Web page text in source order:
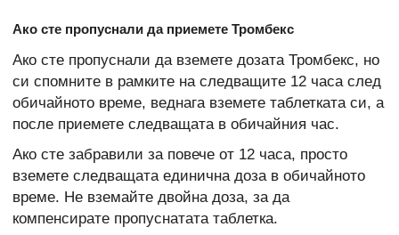
Ако сте пропуснали да приемете Тромбекс
Ако сте пропуснали да вземете дозата Тромбекс, но
си спомните в рамките на следващите 12 часа след
обичайното време, веднага вземете таблетката си, а
после приемете следващата в обичайния час.
Ако сте забравили за повече от 12 часа, просто
вземете следващата единична доза в обичайното
време. Не вземайте двойна доза, за да
компенсирате пропуснатата таблетка.